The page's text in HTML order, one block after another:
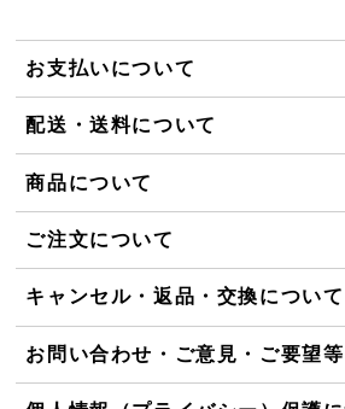
お支払いについて
配送・送料について
商品について
ご注文について
キャンセル・返品・交換について
お問い合わせ・ご意見・ご要望等